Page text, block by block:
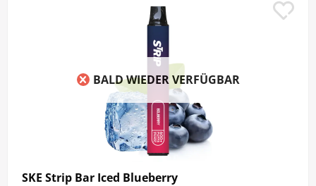
BALD WIEDER VERFÜGBAR
SKE Strip Bar Iced Blueberry